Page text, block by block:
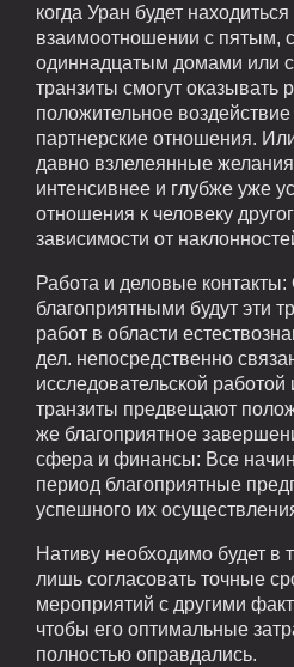
когда Уран будет
взаимоотношении с пятым,
одиннадцатым домами или
транзиты смогут
положительное
партнерские отношения.
давно взлелеянные
интенсивнее и глубже уже
отношения к человеку
зависимости от
Работа и деловые
благоприятными будут эти
работ в области
дел. непосредственно
исследовательской работой
транзиты предвещают
же благоприятное
сфера и финансы: Все
период благоприятные
успешного их
Нативу необходимо будет в
лишь согласовать точные
мероприятий с другими
чтобы его оптимальные
полностью оправдались.